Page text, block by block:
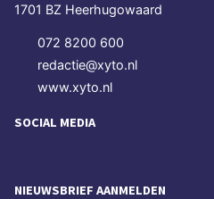
1701 BZ Heerhugowaard
072 8200 600
redactie@xyto.nl
www.xyto.nl
SOCIAL MEDIA
NIEUWSBRIEF AANMELDEN